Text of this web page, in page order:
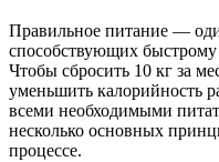
Правильное питание —
способствующих
Чтобы сбросить 10 кг за
уменьшить калорийность
всеми необходимыми
несколько основных
процессе.